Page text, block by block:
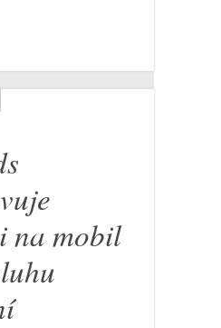
na mobil